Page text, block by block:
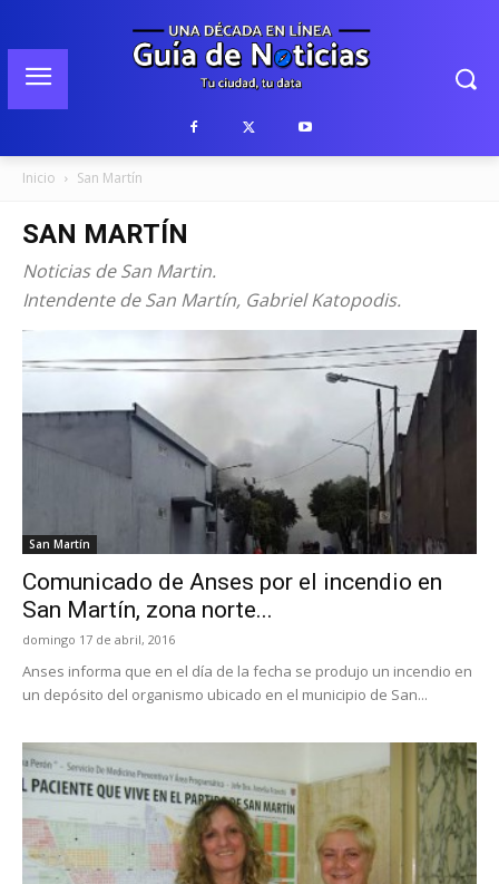
Inicio San Martín
SAN MARTÍN
Noticias de San Martin.
Intendente de San Martín, Gabriel Katopodis.
San Martín
Comunicado de Anses por el incendio en
San Martín, zona norte...
domingo 17 de abril, 2016
Anses informa que en el día de la fecha se produjo un incendio en
un depósito del organismo ubicado en el municipio de San...